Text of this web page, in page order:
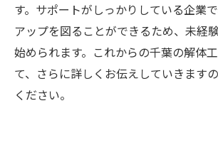
す。サポートがしっかりしている企業
アップを図ることができるため、未経
始められます。これからの千葉の解体
て、さらに詳しくお伝えしていきます
ください。